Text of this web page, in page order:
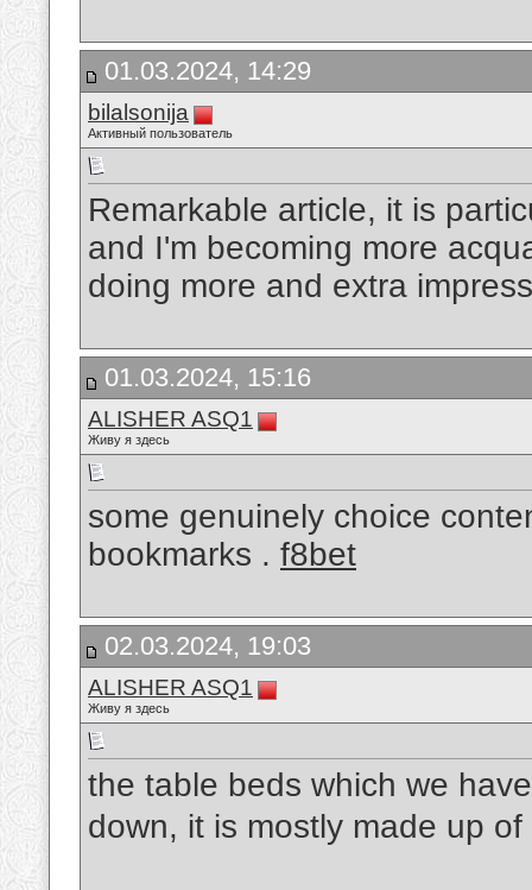
01.03.2024, 14:29
bilalsonija
Активный пользователь
Remarkable article, it is
and I'm becoming more
doing more and extra
01.03.2024, 15:16
ALISHER ASQ1
Живу я здесь
some genuinely choice
bookmarks . f8bet
02.03.2024, 19:03
ALISHER ASQ1
Живу я здесь
the table beds which we
down, it is mostly made up